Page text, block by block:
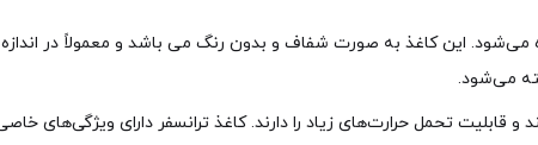
می‌شود.
تحمل حرارت‌های زیاد را دارند. کاغذ ترانسفر دارای ویژگی‌های